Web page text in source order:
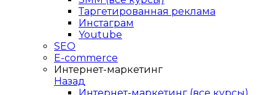
Таргетированная реклама
Инстаграм
Youtube
SEO
E-сommerce
Интернет-маркетинг
Назад